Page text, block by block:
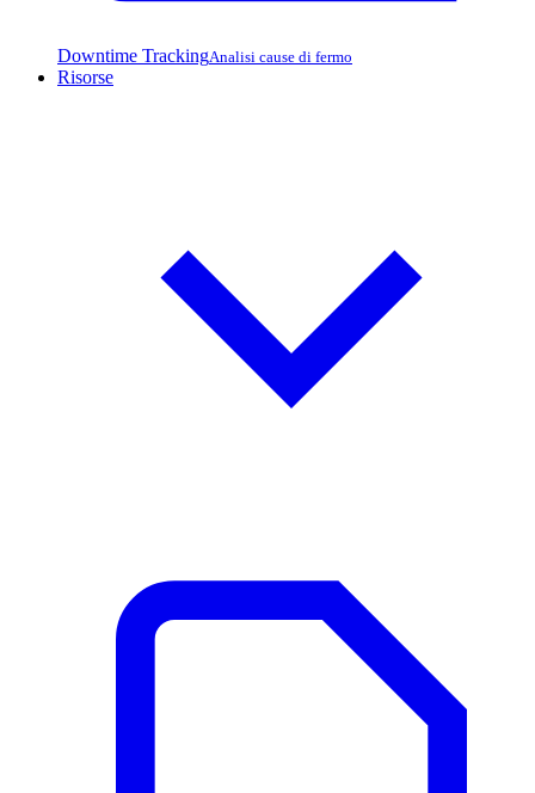
Downtime TrackingAnalisi cause di fermo
Risorse